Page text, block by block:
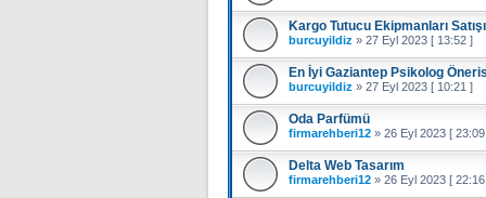
Kargo Tutucu Ekipmanları Satışı
burcuyildiz » 27 Eyl 2023 [ 13:52 ]
En İyi Gaziantep Psikolog
burcuyildiz » 27 Eyl 2023 [ 10:21 ]
Oda Parfümü
firmarehberi12 » 26 Eyl 2023 [
Delta Web Tasarım
firmarehberi12 » 26 Eyl 2023 [